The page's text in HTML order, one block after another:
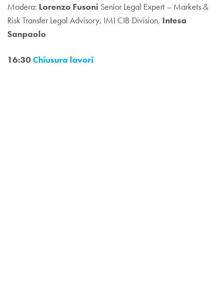
Modera: Lorenzo Fusoni Senior Legal Expert – Markets &
Risk Transfer Legal Advisory, IMI CIB Division, Intesa
Sanpaolo
16:30Chiusura lavori